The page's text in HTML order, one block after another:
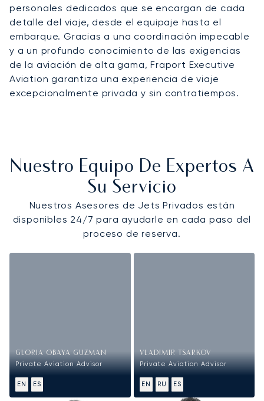
personales dedicados que se encargan de cada
detalle del viaje, desde el equipaje hasta el
embarque. Gracias a una coordinación impecable
y a un profundo conocimiento de las exigencias
de la aviación de alta gama, Fraport Executive
Aviation garantiza una experiencia de viaje
excepcionalmente privada y sin contratiempos.
Nuestro Equipo De Expertos A
Su Servicio
Nuestros Asesores de Jets Privados están
disponibles 24/7 para ayudarle en cada paso del
proceso de reserva.
GLORIA OBAYA GUZMAN
Private Aviation Advisor
EN ES
VLADIMIR TSARKOV
Private Aviation Advisor
EN RU ES